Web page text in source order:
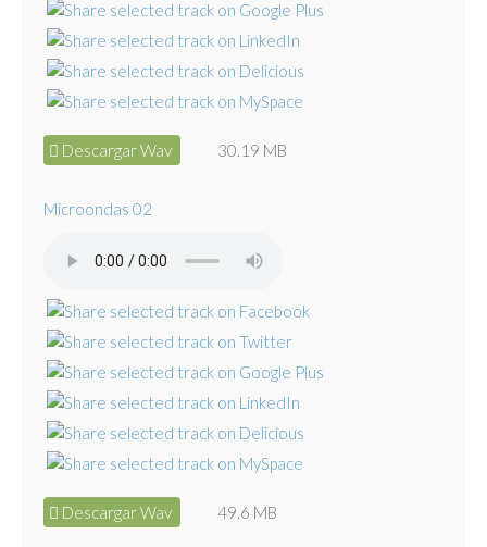
Descargar Wav 30.19 MB
Microondas 02
Descargar Wav 49.6 MB